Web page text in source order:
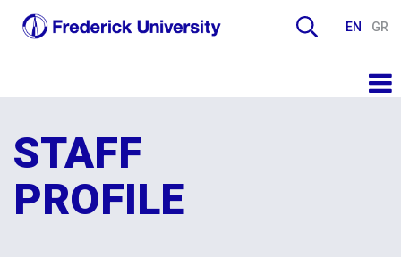
EN GR
STAFF
PROFILE